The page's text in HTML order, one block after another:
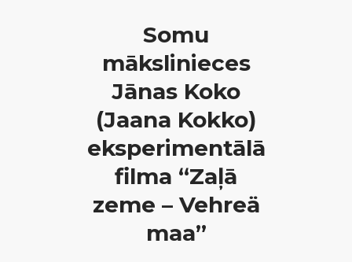
Somu
mākslinieces
Jānas Koko
(Jaana Kokko)
eksperimentālā
filma “Zaļā
zeme – Vehreä
maa”